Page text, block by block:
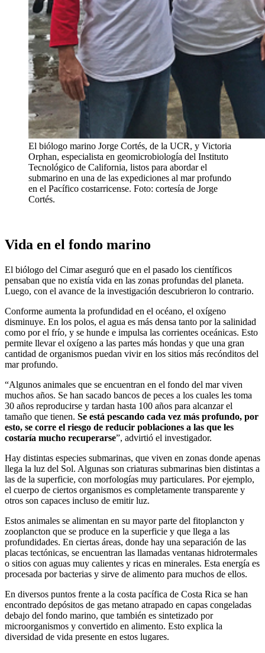
El biólogo marino Jorge Cortés, de la UCR, y Victoria
Orphan, especialista en geomicrobiología del Instituto
Tecnológico de California, listos para abordar el
submarino en una de las expediciones al mar profundo
en el Pacífico costarricense. Foto: cortesía de Jorge
Cortés.
Vida en el fondo marino
El biólogo del Cimar aseguró que en el pasado los científicos
pensaban que no existía vida en las zonas profundas del planeta.
Luego, con el avance de la investigación descubrieron lo contrario.
Conforme aumenta la profundidad en el océano, el oxígeno
disminuye. En los polos, el agua es más densa tanto por la salinidad
como por el frío, y se hunde e impulsa las corrientes oceánicas. Esto
permite llevar el oxígeno a las partes más hondas y que una gran
cantidad de organismos puedan vivir en los sitios más recónditos del
mar profundo.
“Algunos animales que se encuentran en el fondo del mar viven
muchos años. Se han sacado bancos de peces a los cuales les toma
30 años reproducirse y tardan hasta 100 años para alcanzar el
tamaño que tienen. Se está pescando cada vez más profundo, por
esto, se corre el riesgo de reducir poblaciones a las que les
costaría mucho recuperarse”, advirtió el investigador.
Hay distintas especies submarinas, que viven en zonas donde apenas
llega la luz del Sol. Algunas son criaturas submarinas bien distintas a
las de la superficie, con morfologías muy particulares. Por ejemplo,
el cuerpo de ciertos organismos es completamente transparente y
otros son capaces incluso de emitir luz.
Estos animales se alimentan en su mayor parte del fitoplancton y
zooplancton que se produce en la superficie y que llega a las
profundidades. En ciertas áreas, donde hay una separación de las
placas tectónicas, se encuentran las llamadas ventanas hidrotermales
o sitios con aguas muy calientes y ricas en minerales. Esta energía es
procesada por bacterias y sirve de alimento para muchos de ellos.
En diversos puntos frente a la costa pacífica de Costa Rica se han
encontrado depósitos de gas metano atrapado en capas congeladas
debajo del fondo marino, que también es sintetizado por
microorganismos y convertido en alimento. Esto explica la
diversidad de vida presente en estos lugares.